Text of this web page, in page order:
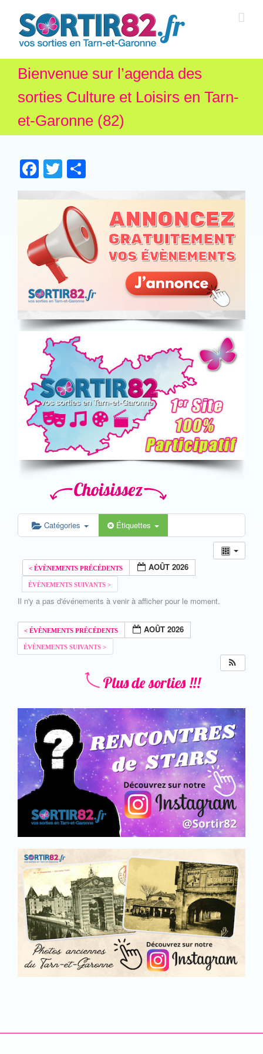
Bienvenue sur l’agenda des
sorties Culture et Loisirs en Tarn-
et-Garonne (82)
Facebook
Twitter
Catégories Étiquettes
AOÛT 2026
Il n'y a pas d'événements à venir à afficher pour le moment.
AOÛT 2026